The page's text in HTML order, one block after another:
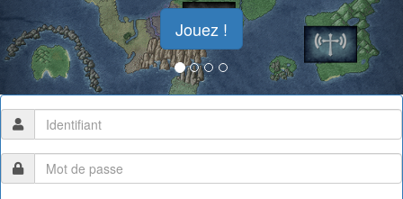
Jouez !